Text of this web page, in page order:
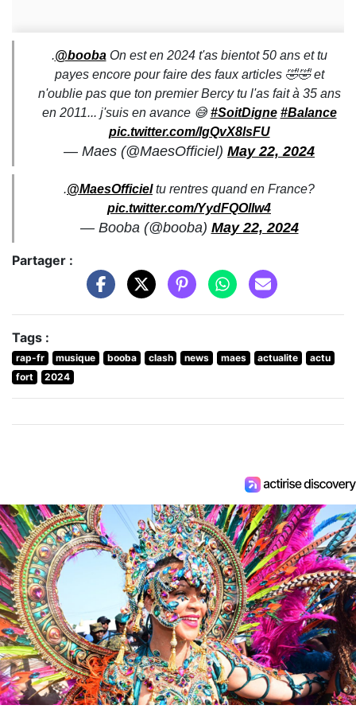
.@boobaOn est en 2024 t'as bientot 50 ans et tu
payes encore pour faire des faux articles 🤣🤣 et
n'oublie pas que ton premier Bercy tu l'as fait à 35 ans
en 2011... j'suis en avance 😅 #SoitDigne #Balance
pic.twitter.com/lgQvX8lsFU
— Maes (@MaesOfficiel) May 22, 2024
.@MaesOfficieltu rentres quand en France?
pic.twitter.com/YydFQOlIw4
— Booba (@booba) May 22, 2024
Partager :
Tags :
rap-fr musique booba clash news maes actualite
actu
fort
2024